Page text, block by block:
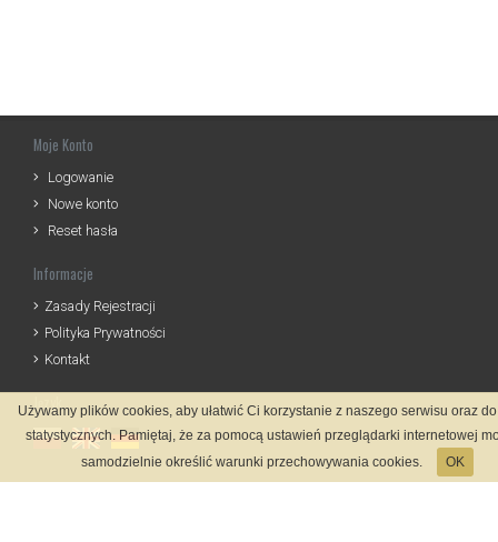
Moje Konto
Logowanie
Nowe konto
Reset hasła
Informacje
Zasady Rejestracji
Polityka Prywatności
Kontakt
Język
Używamy plików cookies, aby ułatwić Ci korzystanie z naszego serwisu oraz
statystycznych. Pamiętaj, że za pomocą ustawień przeglądarki internetowej
samodzielnie określić warunki przechowywania cookies.
OK